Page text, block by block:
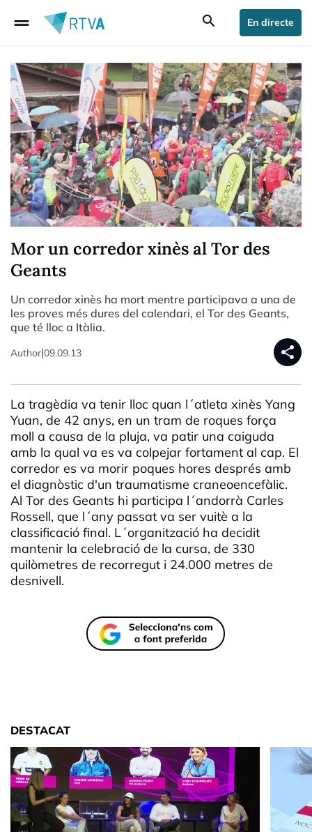
drag_handle search En directe
Mor un corredor xinès al Tor des
Geants
Un corredor xinès ha mort mentre participava a una de
les proves més dures del calendari, el Tor des Geants,
que té lloc a Itàlia.
Author|09.09.13 share
La tragèdia va tenir lloc quan l´atleta xinès Yang
Yuan, de 42 anys, en un tram de roques força
moll a causa de la pluja, va patir una caiguda
amb la qual va es va colpejar fortament al cap. El
corredor es va morir poques hores després amb
el diagnòstic d'un traumatisme craneoencefàlic.
Al Tor des Geants hi participa l´andorrà Carles
Rossell, que l´any passat va ser vuitè a la
classificació final. L´organització ha decidit
mantenir la celebració de la cursa, de 330
quilòmetres de recorregut i 24.000 metres de
desnivell.
DESTACAT